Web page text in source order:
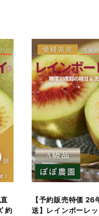
約
【予約販売特価
送】レインボーレ